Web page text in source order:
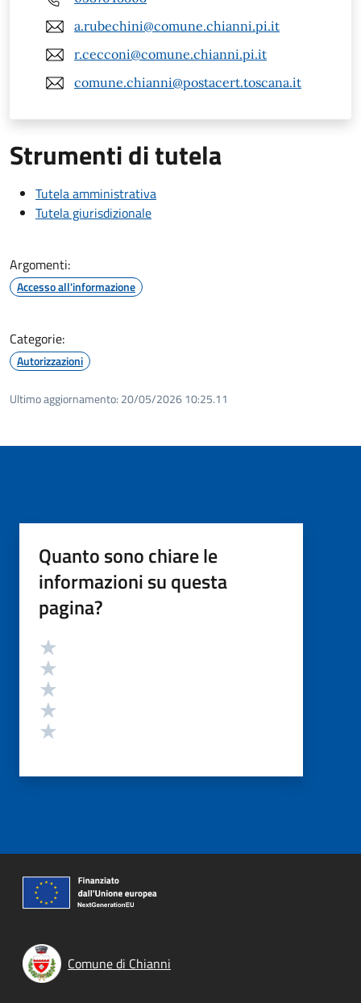
a.rubechini@comune.chianni.pi.it
r.cecconi@comune.chianni.pi.it
comune.chianni@postacert.toscana.it
Strumenti di tutela
Tutela amministrativa
Tutela giurisdizionale
Argomenti:
Accesso all'informazione
Categorie:
Autorizzazioni
Ultimo aggiornamento: 20/05/2026 10:25.11
Quanto sono chiare le
informazioni su questa
pagina?
Valutazione
Comune di Chianni